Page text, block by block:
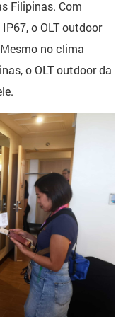
Filipinas. Com
o OLT outdoor
no clima
o OLT outdoor da